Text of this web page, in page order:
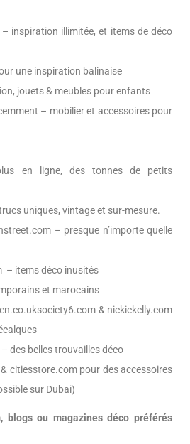
inspiration illimitée, et items de déco
une inspiration balinaise
jouets & meubles pour enfants
– mobilier et accessoires pour
en ligne, des tonnes de petits
uniques, vintage et sur-mesure.
– presque n’importe quelle
– items déco inusités
et marocains
& nickiekelly.com
des belles trouvailles déco
citiesstore.com pour des accessoires
sur Dubai)
blogs ou magazines déco préférés